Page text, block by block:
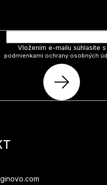
Vložením e-mailu súhlasíte s
podmienkami ochrany osobných
PRIHLÁSIŤ
SA